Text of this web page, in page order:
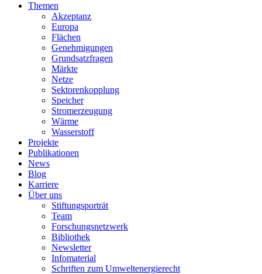
Themen
Akzeptanz
Europa
Flächen
Genehmigungen
Grundsatzfragen
Märkte
Netze
Sektorenkopplung
Speicher
Stromerzeugung
Wärme
Wasserstoff
Projekte
Publikationen
News
Blog
Karriere
Über uns
Stiftungsporträt
Team
Forschungsnetzwerk
Bibliothek
Newsletter
Infomaterial
Schriften zum Umweltenergierecht